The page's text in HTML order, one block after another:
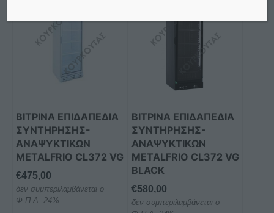
ΒΙΤΡΙΝΑ ΕΠΙΔΑΠΕΔΙΑ
ΣΥΝΤΗΡΗΣΗΣ-
ΑΝΑΨΥΚΤΙΚΩΝ
METALFRIO CL372 VG
€475,00
δεν συμπεριλαμβάνεται ο
Φ.Π.Α. 24%
ΒΙΤΡΙΝΑ ΕΠΙΔΑΠΕΔΙΑ
ΣΥΝΤΗΡΗΣΗΣ-
ΑΝΑΨΥΚΤΙΚΩΝ
METALFRIO CL372 VG
BLACK
€580,00
δεν συμπεριλαμβάνεται ο